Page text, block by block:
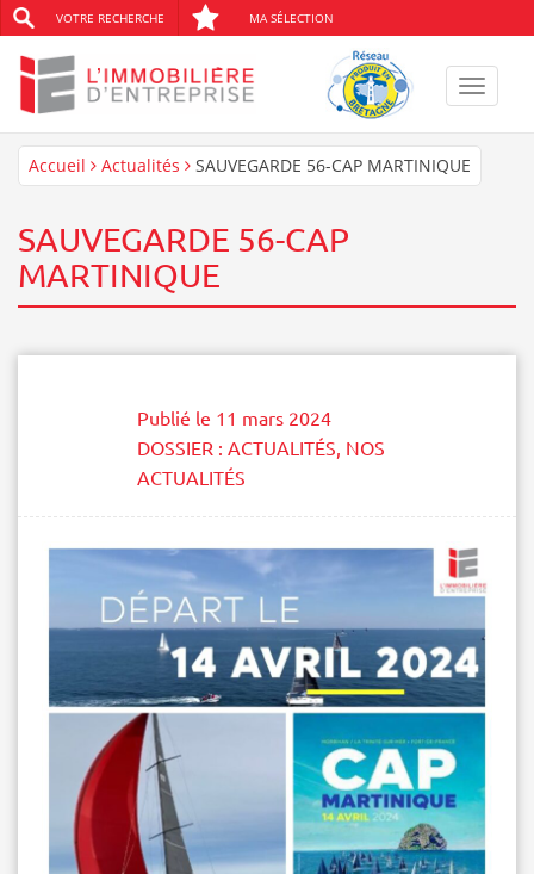
VOTRE RECHERCHE MA SÉLECTION
Toggle
Accueil Actualités SAUVEGARDE 56-CAP MARTINIQUE
SAUVEGARDE 56-CAP
MARTINIQUE
Publié le 11 mars 2024
DOSSIER : ACTUALITÉS, NOS
ACTUALITÉS